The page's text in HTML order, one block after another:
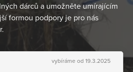
dárců a umožněte umírajícím
formou podpory je pro nás
vybíráme od 19.3.2025